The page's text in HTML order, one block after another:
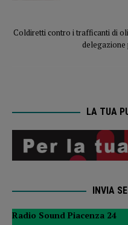
Coldiretti contro i trafficanti di
delegazione
LA TUA
INVIA
Radio Sound Piacenza 24